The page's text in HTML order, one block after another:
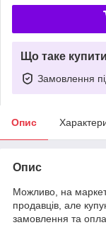
Що таке
Замовлення
Опис
Опис
Можливо, на
продавців, але
замовлення та